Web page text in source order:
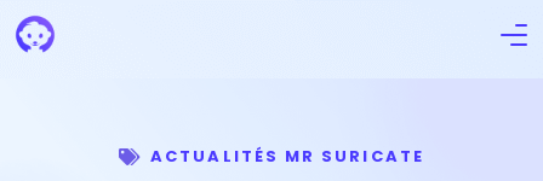
ACTUALITÉS MR SURICATE